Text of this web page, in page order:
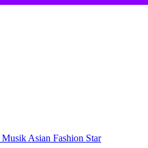
Musik Asian Fashion Star